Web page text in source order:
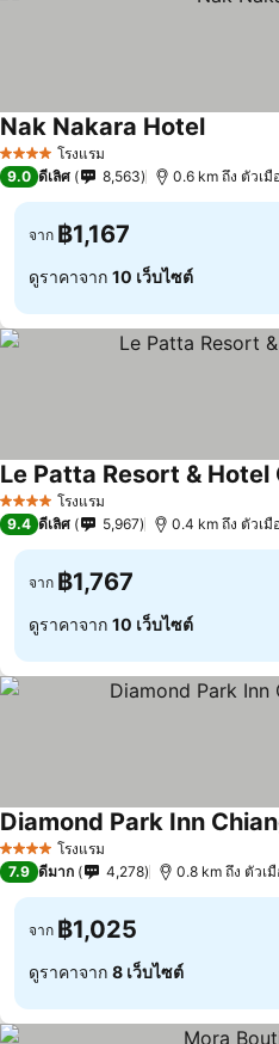
4 ดาว โรงแรม
Nak Nakara Hotel
9.0 ดีเลิศ 8,563 0.6 km ถึง ตัวเมื
จาก ฿1,167
ดูราคาจาก 10 เว็บไซต์
4 ดาว โรงแรม
Le Patta Resort & Hotel
9.4 ดีเลิศ 5,967 0.4 km ถึง ตัวเมื
จาก ฿1,767
ดูราคาจาก 10 เว็บไซต์
4 ดาว โรงแรม
Diamond Park Inn
7.9 ดีมาก 4,278 0.8 km ถึง ตัวเมื
จาก ฿1,025
ดูราคาจาก 8 เว็บไซต์